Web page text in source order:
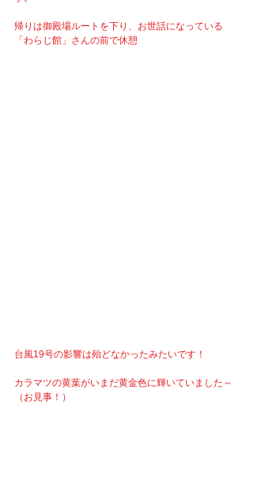
帰りは御殿場ルートを下り、お世話になっている
「わらじ館」さんの前で休憩
台風19号の影響は殆どなかったみたいです！
カラマツの黄葉がいまだ黄金色に輝いていました～
（お見事！）